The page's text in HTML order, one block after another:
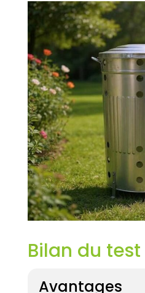
Bilan du test
Avantages